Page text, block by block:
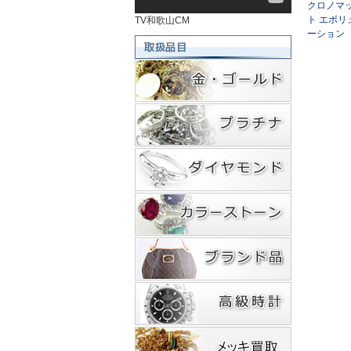
クロノマ
ト エボリ
ーション
TV和歌山CM